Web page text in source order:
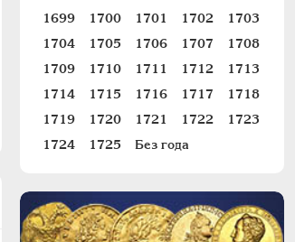
1699 1700 1701 1702
1703
1704
1705 1706 1707
1708
1709
1710 1711 1712
1713
1714
1715 1716 1717
1718
1719
1720 1721 1722
1723
1724
1725 Без года